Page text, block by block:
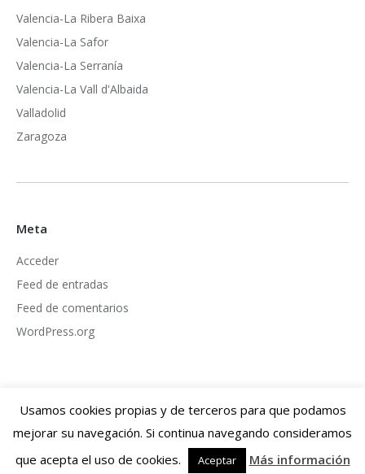
Valencia-La Ribera Baixa
Valencia-La Safor
Valencia-La Serranía
Valencia-La Vall d'Albaida
Valladolid
Zaragoza
Meta
Acceder
Feed de entradas
Feed de comentarios
WordPress.org
Dream-Theme — trulypremium WordPress themes
Información legal
© Copyright Recycled Cork 2018
Usamos cookies propias y de terceros para que podamos
mejorar su navegación. Si continua navegando consideramos
que acepta el uso de cookies.
Aceptar Más información